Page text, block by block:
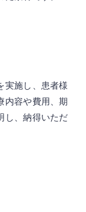
実施し、患者様
内容や費用、期
し、納得いただ